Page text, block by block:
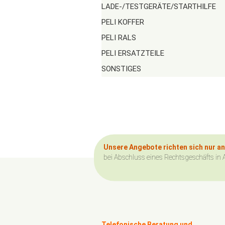
LADE-/TESTGERÄTE/STARTHILFE
PELI KOFFER
PELI RALS
PELI ERSATZTEILE
SONSTIGES
Unsere Angebote richten sich nur
bei Abschluss eines Rechtsgeschäfts